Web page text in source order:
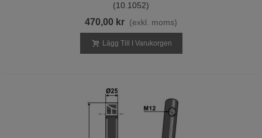
(10.1052)
470,00 kr (exkl. moms)
Lägg Till I Varukorgen